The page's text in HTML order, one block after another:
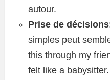
autour.
Prise de
simples peut
this through my
felt like a babysitter.